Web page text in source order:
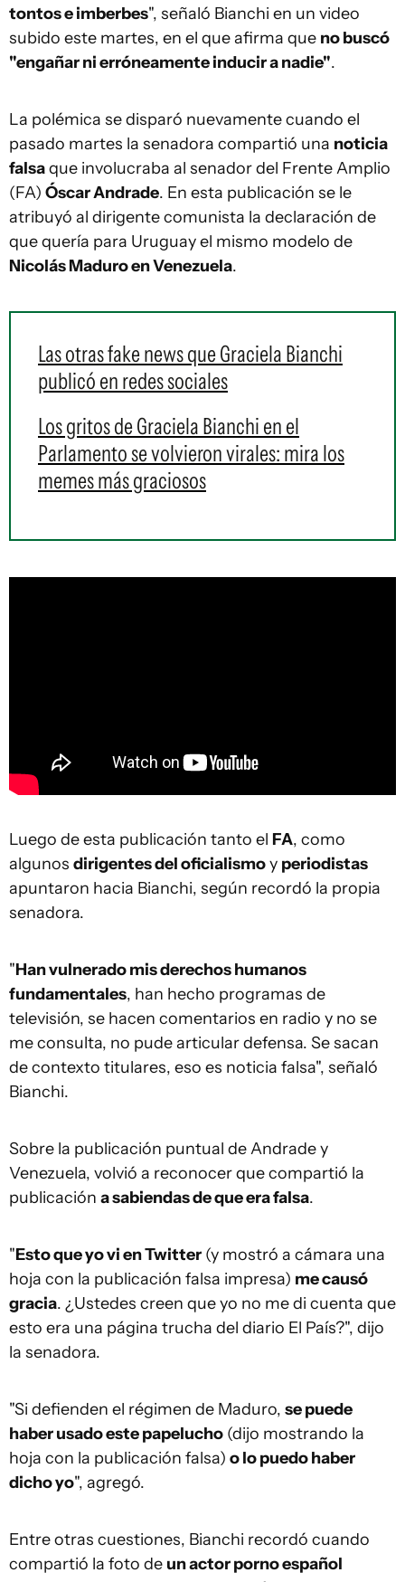
tontos e imberbes", señaló Bianchi en un video
subido este martes, en el que afirma que no buscó
"engañar ni erróneamente inducir a nadie".
La polémica se disparó nuevamente cuando el
pasado martes la senadora compartió una noticia
falsaque involucraba al senador del Frente Amplio
(FA) Óscar Andrade. En esta publicación se le
atribuyó al dirigente comunista la declaración de
que quería para Uruguay el mismo modelo de
Nicolás Maduro en Venezuela.
Las otras fake news que Graciela Bianchi
publicó en redes sociales
Los gritos de Graciela Bianchi en el
Parlamento se volvieron virales: mira los
memes más graciosos
Luego de esta publicación tanto el FA, como
algunos dirigentes del oficialismoy periodistas
apuntaron hacia Bianchi, según recordó la propia
senadora.
"Han vulnerado mis derechos humanos
fundamentales, han hecho programas de
televisión, se hacen comentarios en radio y no se
me consulta, no pude articular defensa. Se sacan
de contexto titulares, eso es noticia falsa", señaló
Bianchi.
Sobre la publicación puntual de Andrade y
Venezuela, volvió a reconocer que compartió la
publicación a sabiendas de que era falsa.
"Esto que yo vi en Twitter (y mostró a cámara una
hoja con la publicación falsa impresa) me causó
gracia. ¿Ustedes creen que yo no me di cuenta que
esto era una página trucha del diario El País?", dijo
la senadora.
"Si defienden el régimen de Maduro, se puede
haber usado este papelucho (dijo mostrando la
hoja con la publicación falsa) o lo puedo haber
dicho yo", agregó.
Entre otras cuestiones, Bianchi recordó cuando
compartió la foto de un actor porno español